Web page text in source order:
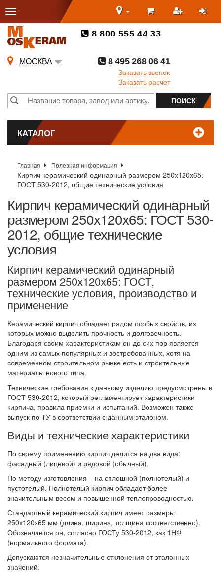
8 800 555 44 33
МОСКВА
8 495 268 06 41
Заказать звонок
Заказать расчет
КАТАЛОГ
Главная Полезная информация
Кирпич керамический одинарный размером 250х120х65:
ГОСТ 530-2012, общие технические условия
Кирпич керамический одинарный
размером 250х120х65: ГОСТ 530-
2012, общие технические
условия
Кирпич керамический одинарный
размером 250х120х65: ГОСТ,
технические условия, производство и
применение
Керамический кирпич обладает рядом особых свойств, из
которых можно выделить прочность и долговечность.
Благодаря своим характеристикам он до сих пор является
одним из самых популярных и востребованных, хотя на
современном строительном рынке есть и строительные
материалы нового типа.
Технические требования к данному изделию предусмотрены в
ГОСТ 530-2012, который регламентирует характеристики
кирпича, правила приемки и испытаний. Возможен также
выпуск по ТУ в соответствии с данным эталоном.
Виды и технические характеристики
По своему применению кирпич делится на два вида:
фасадный (лицевой) и рядовой (обычный).
По методу изготовления – на сплошной (полнотелый) и
пустотелый. Полнотелый кирпич обладает более
значительным весом и повышенной теплопроводностью.
Стандартный керамический кирпич имеет размеры
250х120х65 мм (длина, ширина, толщина соответственно).
Обозначается он, согласно ГОСТу 530-2012, как 1НФ
(нормального формата).
Допускаются незначительные отклонения от эталонных
значений: